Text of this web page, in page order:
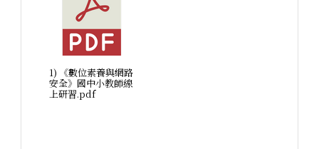
1) 《數位素養與網路
安全》國中小教師線
上研習.pdf